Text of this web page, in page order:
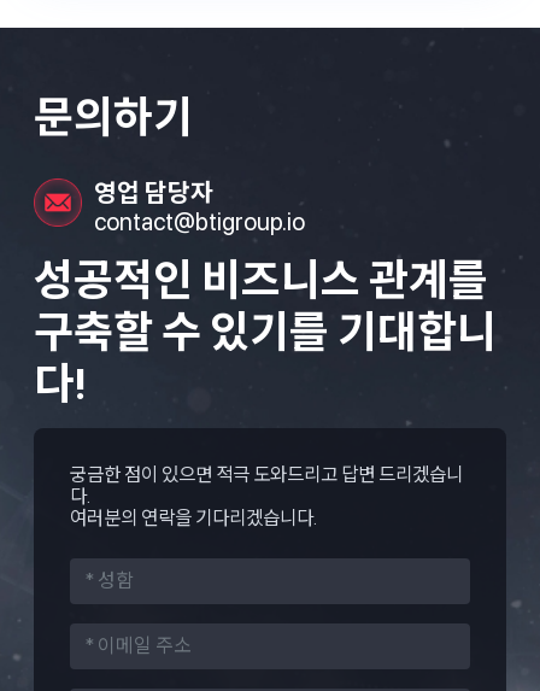
문의하기
영업 담당자
contact@btigroup.io
성공적인 비즈니스 관계를
구축할 수 있기를 기대합니
다!
궁금한 점이 있으면 적극 도와드리고 답변 드리겠습니
다.
여러분의 연락을 기다리겠습니다.